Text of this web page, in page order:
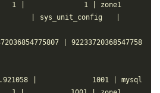
1 |              1 | zone1
| sys_unit_config   |
2 | 1.00G
| 92233720368547758
2.00G
|             1001 | mysql